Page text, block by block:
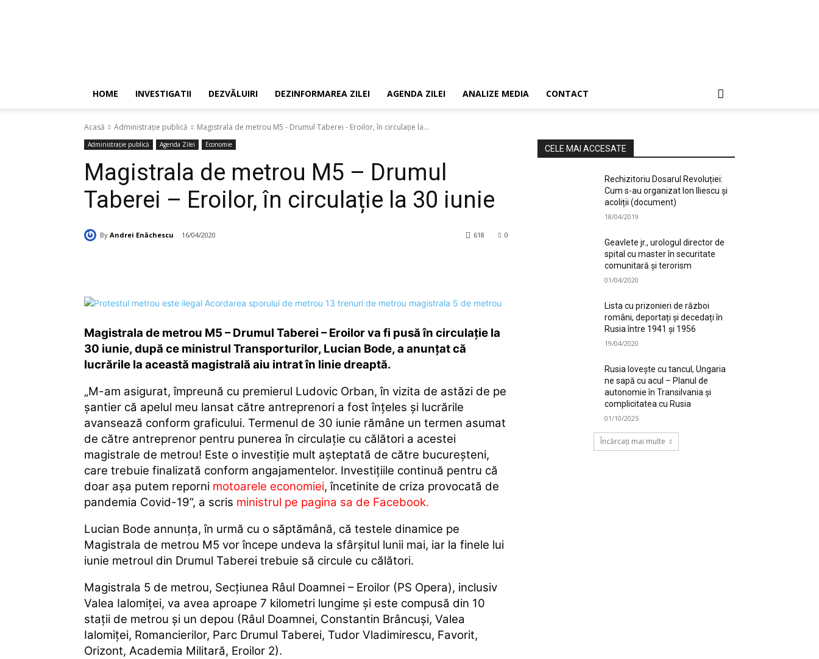
HOME INVESTIGATII DEZVĂLUIRI DEZINFORMAREA ZILEI AGENDA ZILEI ANALIZE MEDIA CONTACT
Acasă Administrație publică Magistrala de metrou M5 - Drumul Taberei - Eroilor, în circulație la...
Administrație publică Agenda Zilei Economie
Magistrala de metrou M5 – Drumul
Taberei – Eroilor, în circulație la 30 iunie
By Andrei Enăchescu 16/04/2020 0
618
Magistrala de metrou M5 – Drumul Taberei – Eroilor va fi pusă în circulație la
30 iunie, după ce ministrul Transporturilor, Lucian Bode, a anunțat că
lucrările la această magistrală aiu intrat în linie dreaptă.
„M-am asigurat, împreună cu premierul Ludovic Orban, în vizita de astăzi de pe
şantier că apelul meu lansat către antreprenori a fost înţeles şi lucrările
avansează conform graficului. Termenul de 30 iunie rămâne un termen asumat
de către antreprenor pentru punerea în circulaţie cu călători a acestei
magistrale de metrou! Este o investiţie mult aşteptată de către bucureşteni,
care trebuie finalizată conform angajamentelor. Investiţiile continuă pentru că
doar aşa putem reporni motoarele economiei, încetinite de criza provocată de
pandemia Covid-19”, a scris ministrul pe pagina sa de Facebook.
Lucian Bode annunța, în urmă cu o săptămână, că testele dinamice pe
Magistrala de metrou M5 vor începe undeva la sfârşitul lunii mai, iar la finele lui
iunie metroul din Drumul Taberei trebuie să circule cu călători.
Magistrala 5 de metrou, Secţiunea Râul Doamnei – Eroilor (PS Opera), inclusiv
Valea Ialomiţei, va avea aproape 7 kilometri lungime şi este compusă din 10
staţii de metrou şi un depou (Râul Doamnei, Constantin Brâncuşi, Valea
Ialomiţei, Romancierilor, Parc Drumul Taberei, Tudor Vladimirescu, Favorit,
Orizont, Academia Militară, Eroilor 2).
CELE MAI ACCESATE
Rechizitoriu Dosarul Revoluției:
Cum s-au organizat Ion Iliescu și
acoliții (document)
18/04/2019
Geavlete jr., urologul director de
spital cu master în securitate
comunitară și terorism
01/04/2020
Lista cu prizonieri de război
români, deportați și decedați în
Rusia între 1941 și 1956
19/04/2020
Rusia lovește cu tancul, Ungaria
ne sapă cu acul – Planul de
autonomie în Transilvania și
complicitatea cu Rusia
01/10/2025
Încărcați mai multe